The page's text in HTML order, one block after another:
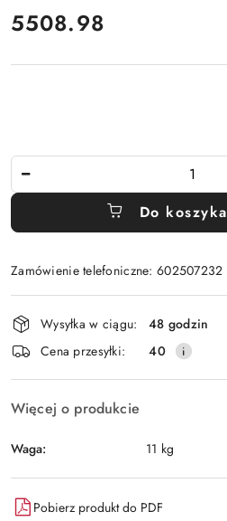
cena:
5508.98
Do koszyka
Zamówienie telefoniczne: 602507232
Wyślij
Dostępność
i
dostawa
Wysyłka w ciągu:
48 godzin
Cena przesyłki:
40
Więcej o produkcie
Waga: 11 kg
Pobierz produkt do PDF